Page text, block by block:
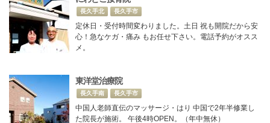
長久手北 長久手市
定休日・受付時間変わりました。土日 祝も開院だから安
心！急なケガ・痛み もお任せ下さい。電話予約がオスス
メ。
東洋堂治療院
長久手南 長久手市
中国人老師直伝のマッサージ・はり 中国で2年半修業し
た院長が施術。 午後4時OPEN。（年中無休）